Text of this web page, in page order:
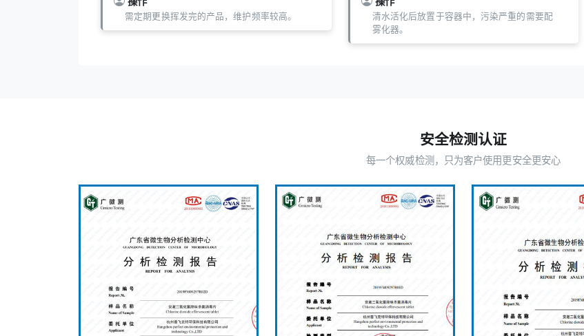
需定期更换挥发完的产品，维护频率较高。
清水活化后放置于容器中，污染严重的需要配
雾化器。
安全检测认证
每一个权威检测，只为客户使用更安全更安心